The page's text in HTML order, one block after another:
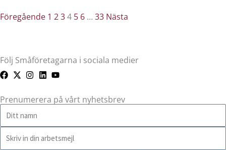
Föregående 1 234 5 6 … 33 Nästa
Följ Småföretagarna i sociala medier
Prenumerera på vårt nyhetsbrev